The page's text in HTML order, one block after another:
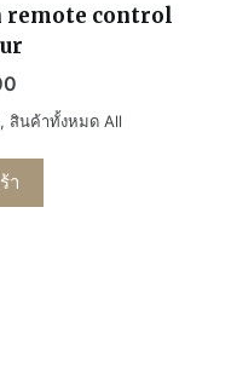
control
, สินค้าทั้งหมด All
า